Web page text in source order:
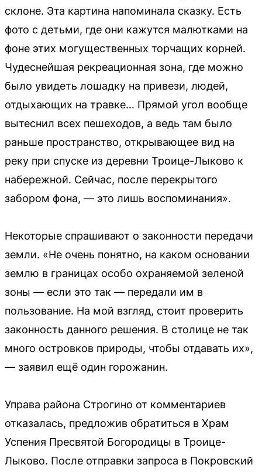
склоне. Эта картина напоминала сказку. Есть
фото с детьми, где они кажутся малютками на
фоне этих могущественных торчащих корней.
Чудеснейшая рекреационная зона, где можно
было увидеть лошадку на привези, людей,
отдыхающих на травке… Прямой угол вообще
вытеснил всех пешеходов, а ведь там было
раньше пространство, открывающее вид на
реку при спуске из деревни Троице-Лыково к
набережной. Сейчас, после перекрытого
забором фона, — это лишь воспоминания».
Некоторые спрашивают о законности передачи
земли. «Не очень понятно, на каком основании
землю в границах особо охраняемой зеленой
зоны — если это так — передали им в
пользование. На мой взгляд, стоит проверить
законность данного решения. В столице не так
много островков природы, чтобы отдавать их»,
— заявил ещё один горожанин.
Управа района Строгино от комментариев
отказалась, предложив обратиться в Храм
Успения Пресвятой Богородицы в Троице-
Лыково. После отправки запроса в Покровский